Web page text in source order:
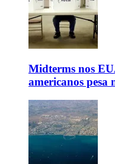
Midterms nos
americanos pesa